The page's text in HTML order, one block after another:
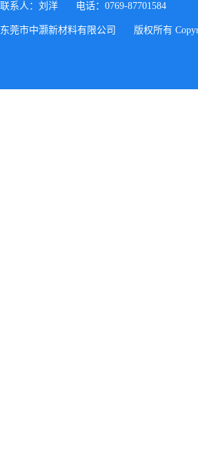
联系人：刘洋 电话：0769-87701584
东莞市中灏新材料有限公司 版权所有